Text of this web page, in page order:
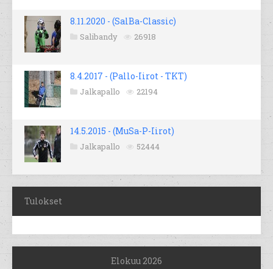
8.11.2020 - (SalBa-Classic)
Salibandy 26918
8.4.2017 - (Pallo-Iirot - TKT)
Jalkapallo 22194
14.5.2015 - (MuSa-P-Iirot)
Jalkapallo 52444
Tulokset
Elokuu 2026